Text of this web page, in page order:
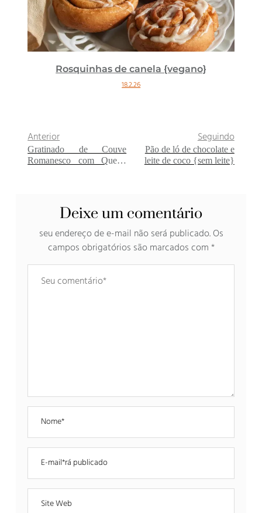
Rosquinhas de canela {vegano}
18.2.26
Anterior
Gratinado de Couve
Romanesco com Queijo
Seguindo
Pão de ló de chocolate e
leite de coco {sem leite}
Deixe um comentário
seu endereço de e-mail não será publicado.Os
campos obrigatórios são marcados com*